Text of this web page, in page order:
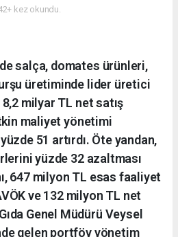
kez okundu.
salça, domates ürünleri,
üretiminde lider üretici
8,2 milyar TL net satış
maliyet yönetimi
51 artırdı. Öte yandan,
yüzde 32 azaltması
647 milyon TL esas faaliyet
ve 132 milyon TL net
Genel Müdürü Veysel
gelen portföy yönetim